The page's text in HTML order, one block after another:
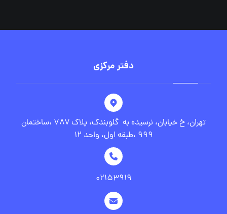
دفتر مرکزی
تهران، خ خیابان، نرسیده به گلوبندک، پلاک ۷۸۷ ،ساختمان
۹۹۹ ،طبقه اول، واحد ۱۲
۰۲۱۵۳۹۱۹